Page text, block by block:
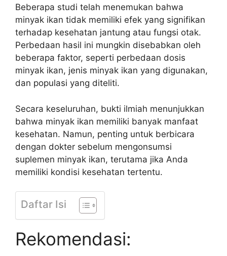
Beberapa studi telah menemukan bahwa
minyak ikan tidak memiliki efek yang signifikan
terhadap kesehatan jantung atau fungsi otak.
Perbedaan hasil ini mungkin disebabkan oleh
beberapa faktor, seperti perbedaan dosis
minyak ikan, jenis minyak ikan yang digunakan,
dan populasi yang diteliti.
Secara keseluruhan, bukti ilmiah menunjukkan
bahwa minyak ikan memiliki banyak manfaat
kesehatan. Namun, penting untuk berbicara
dengan dokter sebelum mengonsumsi
suplemen minyak ikan, terutama jika Anda
memiliki kondisi kesehatan tertentu.
Daftar Isi
Rekomendasi: